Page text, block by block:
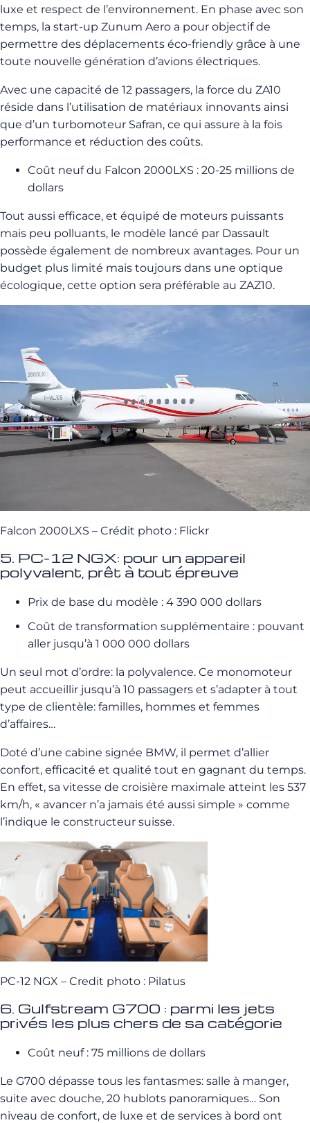
luxe et respect de l’environnement. En phase avec son
temps, la start-up Zunum Aero a pour objectif de
permettre des déplacements éco-friendly grâce à une
toute nouvelle génération d’avions électriques.
Avec une capacité de 12 passagers, la force du ZA10
réside dans l’utilisation de matériaux innovants ainsi
que d’un turbomoteur Safran, ce qui assure à la fois
performance et réduction des coûts.
Coût neuf du Falcon 2000LXS : 20-25 millions de
dollars
Tout aussi efficace, et équipé de moteurs puissants
mais peu polluants, le modèle lancé par Dassault
possède également de nombreux avantages. Pour un
budget plus limité mais toujours dans une optique
écologique, cette option sera préférable au ZAZ10.
Falcon 2000LXS – Crédit photo : Flickr
5. PC-12 NGX: pour un appareil
polyvalent, prêt à tout épreuve
Prix de base du modèle : 4 390 000 dollars
Coût de transformation supplémentaire : pouvant
aller jusqu’à 1 000 000 dollars
Un seul mot d’ordre: la polyvalence. Ce monomoteur
peut accueillir jusqu’à 10 passagers et s’adapter à tout
type de clientèle: familles, hommes et femmes
d’affaires…
Doté d’une cabine signée BMW, il permet d’allier
confort, efficacité et qualité tout en gagnant du temps.
En effet, sa vitesse de croisière maximale atteint les 537
km/h, « avancer n’a jamais été aussi simple » comme
l’indique le constructeur suisse.
PC-12 NGX – Credit photo : Pilatus
6. Gulfstream G700 : parmi les jets
privés les plus chers de sa catégorie
Coût neuf : 75 millions de dollars
Le G700 dépasse tous les fantasmes: salle à manger,
suite avec douche, 20 hublots panoramiques… Son
niveau de confort, de luxe et de services à bord ont